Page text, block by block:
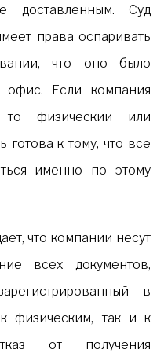
доставленным. Суд
права оспаривать
что оно было
офис. Если компания
то физический или
готова к тому, что все
именно по этому
что компании несут
всех документов,
в
физическим, так и к
от получения